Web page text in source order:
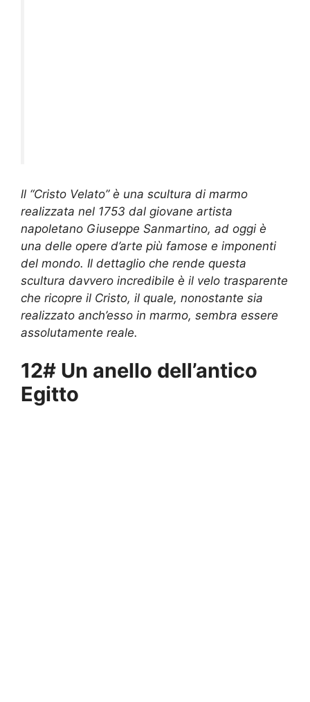
ll “Cristo Velato” è una scultura di marmo
realizzata nel 1753 dal giovane artista
napoletano Giuseppe Sanmartino, ad oggi è
una delle opere d’arte più famose e imponenti
del mondo. Il dettaglio che rende questa
scultura davvero incredibile è il velo trasparente
che ricopre il Cristo, il quale, nonostante sia
realizzato anch’esso in marmo, sembra essere
assolutamente reale.
12# Un anello dell’antico
Egitto